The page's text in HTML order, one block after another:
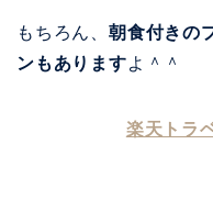
もちろん、 朝食付きの
ンもありますよ＾＾
楽天トラ